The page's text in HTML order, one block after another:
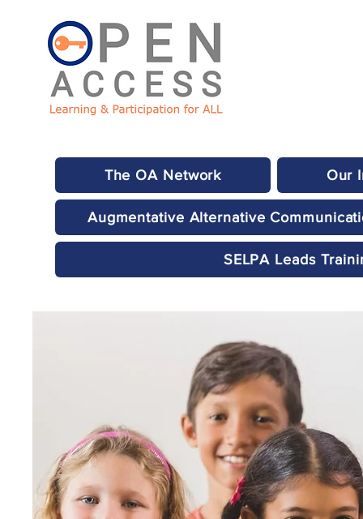
The OA Network Our
Augmentative Alternative
SELPA Leads